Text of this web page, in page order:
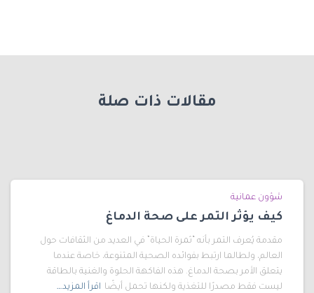
مقالات ذات صلة
شؤون عمانية
كيف يؤثر التمر على صحة الدماغ
مقدمة يُعرف التمر بأنه “ثمرة الحياة” في العديد من الثقافات حول
العالم، ولطالما ارتبط بفوائده الصحية المتنوعة، خاصة عندما
يتعلق الأمر بصحة الدماغ. هذه الفاكهة الحلوة والغنية بالطاقة
ليست فقط مصدرًا للتغذية ولكنها تحمل أيضًا اقرأ المزيد…